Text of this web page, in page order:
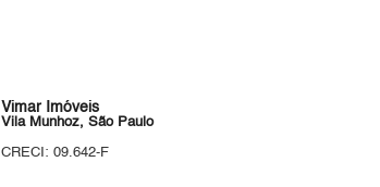
Vimar Imóveis
Vila Munhoz, São Paulo
CRECI: 09.642-F